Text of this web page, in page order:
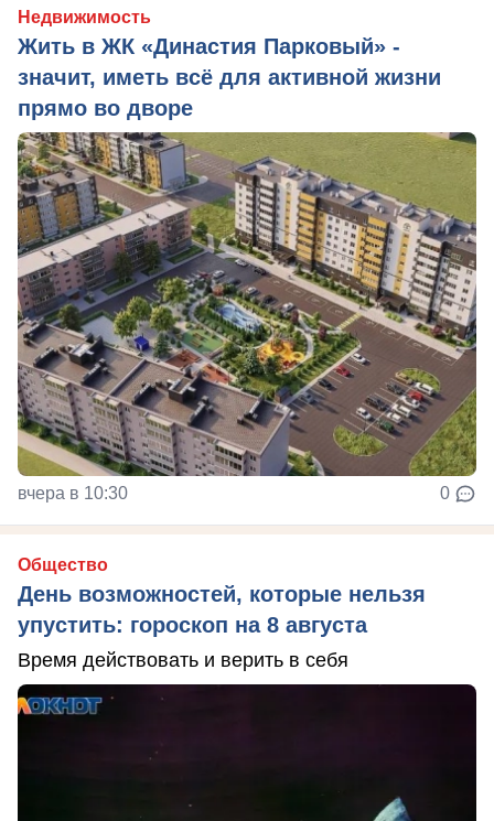
Недвижимость
Жить в ЖК «Династия Парковый» -
значит, иметь всё для активной жизни
прямо во дворе
вчера в 10:30 0
Общество
День возможностей, которые нельзя
упустить: гороскоп на 8 августа
Время действовать и верить в себя